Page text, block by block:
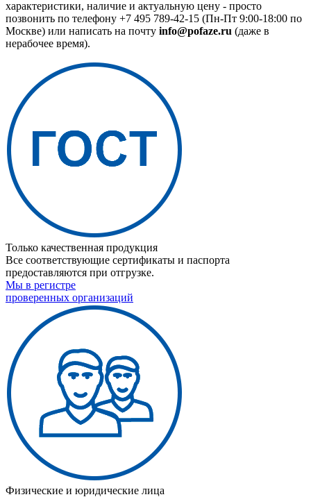
характеристики, наличие и актуальную цену - просто
позвонить по телефону +7 495 789-42-15 (Пн-Пт 9:00-18:00 по
Москве) или написать на почту info@pofaze.ru (даже в
нерабочее время).
Только качественная продукция
Все соответствующие сертификаты и паспорта
предоставляются при отгрузке.
Мы в регистре
проверенных организаций
Физические и юридические лица